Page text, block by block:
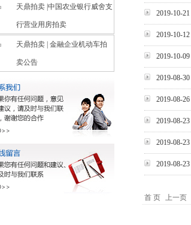
天鼎拍卖 |中国农业银行威舍支
行营业用房拍卖
天鼎拍卖 | 金融企业机动车拍
卖公告
2019-10-21
2019-10-12
2019-10-09
2019-08-30
2019-08-26
2019-08-23
2019-08-23
2019-08-23
首 页 上一页